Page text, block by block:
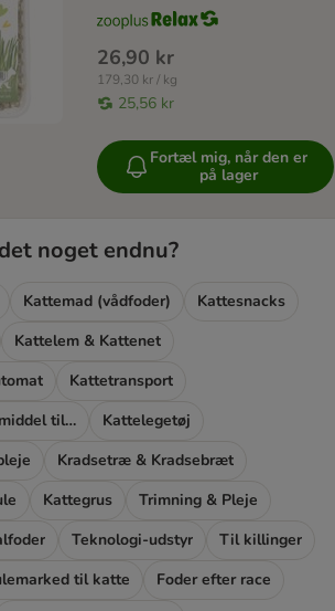
26,90 kr
179,30 kr / kg
25,56 kr
Fortæl mig, når den er
på lager
noget endnu?
Kattemad (vådfoder)
Kattesnacks
Kattelem & Kattenet
Kattetransport
Flåtmiddel og loppemiddel til katte
Kattelegetøj
Kradsetræ & Kradsebræt
Kattegrus
Trimning & Pleje
Teknologi-udstyr
Til killinger
til katte
Foder efter race